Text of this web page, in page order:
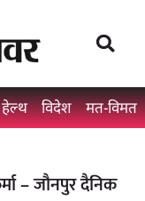
हेल्थ विदेश मत-विमत
– जौनपुर दैनिक